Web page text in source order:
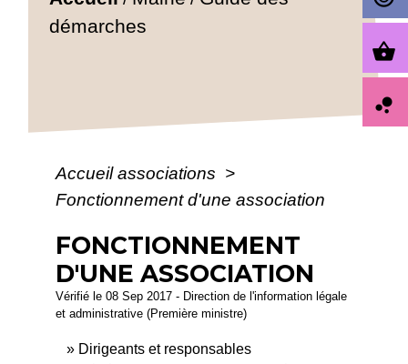
démarches
Accueil associations >
Fonctionnement d'une association
FONCTIONNEMENT
D'UNE ASSOCIATION
Vérifié le 08 Sep 2017 - Direction de l'information légale
et administrative (Première ministre)
Dirigeants et responsables
shopping_basket
bubble_chart